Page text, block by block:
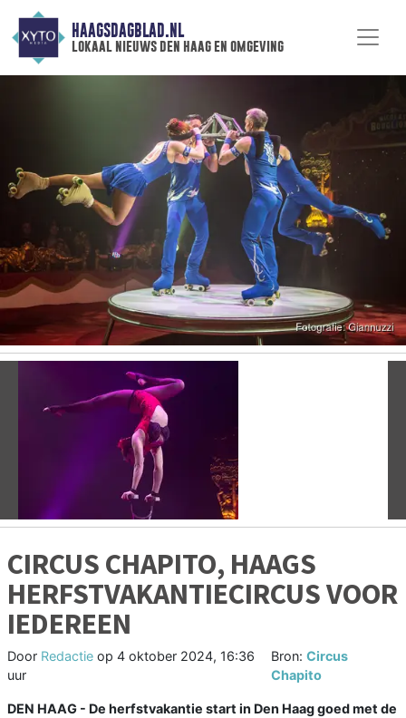
HAAGSDAGBLAD.NL
lokaal nieuws den haag en omgeving
CIRCUS CHAPITO, HAAGS
HERFSTVAKANTIECIRCUS VOOR
IEDEREEN
Door Redactie op 4 oktober 2024, 16:36
uur
Bron:Circus
Chapito
DEN HAAG - De herfstvakantie start in Den Haag goed met de